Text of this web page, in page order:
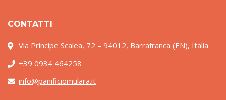
CONTATTI
Via Principe Scalea, 72 – 94012, Barrafranca (EN), Italia
+39 0934 464258
info@panificiomulara.it